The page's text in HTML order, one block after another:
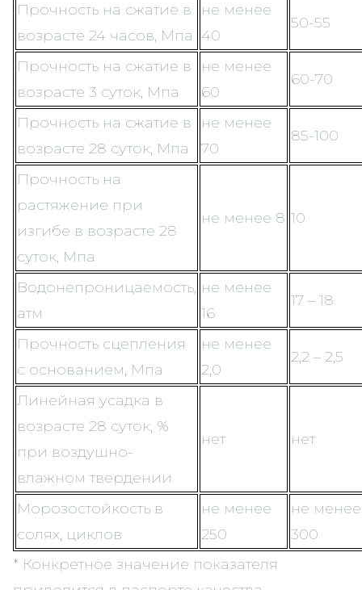
Прочность на сжатие в
возрасте 24 часов, Мпа
не менее
40
50-55
Прочность на сжатие в
возрасте 3 суток, Мпа
не менее
60
60-70
Прочность на сжатие в
возрасте 28 суток, Мпа
не менее
70
85-100
Прочность на
растяжение при
изгибе в возрасте 28
суток, Мпа
не менее 8 10
Водонепроницаемость,
атм
не менее
16
17 – 18
Прочность сцепления
с основанием, Мпа
не менее
2,0
2,2 – 2,5
Линейная усадка в
возрасте 28 суток, %
при воздушно-
влажном твердении
нет нет
Морозостойкость в
солях, циклов
не менее
250
не менее
300
* Конкретное значение показателя